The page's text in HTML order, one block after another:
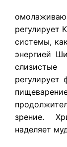
регулирует
системы,
энергией
регулирует
зрение.
наделяет